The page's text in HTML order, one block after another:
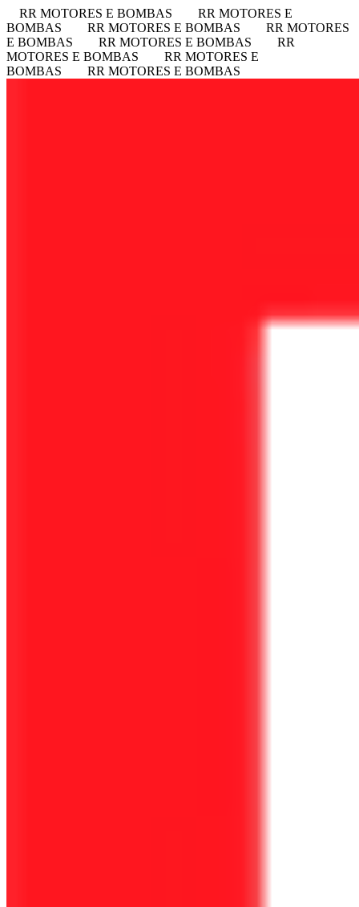
RR MOTORES E BOMBAS
RR MOTORES E
BOMBAS
RR MOTORES E BOMBAS
RR MOTORES
E BOMBAS
RR MOTORES E BOMBAS
RR
MOTORES E BOMBAS
RR MOTORES E
BOMBAS
RR MOTORES E BOMBAS